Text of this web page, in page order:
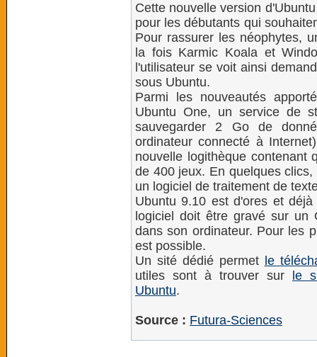
Cette nouvelle version
pour les débutants qui
Pour rassurer les néophytes,
la fois Karmic Koala et
l'utilisateur se voit ainsi
sous Ubuntu.
Parmi les nouveautés
Ubuntu One, un service de
sauvegarder 2 Go de
ordinateur connecté à
nouvelle logithèque contenant
de 400 jeux. En quelques
un logiciel de traitement de
Ubuntu 9.10 est d'ores et
logiciel doit être gravé sur
dans son ordinateur. Pour les
est possible.
Un sité dédié permet le
utiles sont à trouver sur
le
Ubuntu.
Source : Futura-Sciences